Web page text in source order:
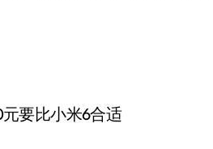
要比小米6合适